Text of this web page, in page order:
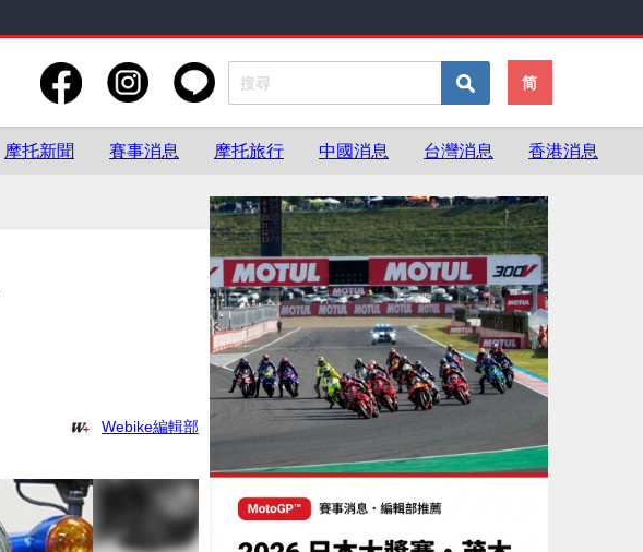
简
摩托新聞 賽事消息 摩托旅行 中國消息 台灣消息 香港消息
Webike編輯部